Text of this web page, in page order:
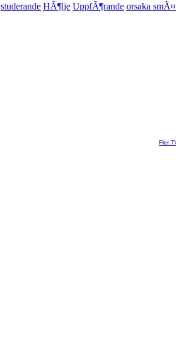
studerande HÃ¶lje UppfÃ¶rande orsaka
Fler